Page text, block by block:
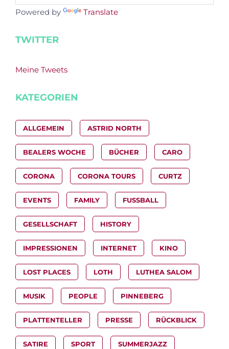
Powered by Translate
TWITTER
Meine Tweets
KATEGORIEN
ALLGEMEIN ASTRID NORTH
BEALERS WOCHE BÜCHER CARO
CORONA CORONA TOURS CURTZ
EVENTS FAMILY FUSSBALL
GESELLSCHAFT HISTORY
IMPRESSIONEN INTERNET KINO
LOST PLACES LOTH LUTHEA SALOM
MUSIK PEOPLE PINNEBERG
PLATTENTELLER PRESSE RÜCKBLICK
SATIRE SPORT SUMMERJAZZ